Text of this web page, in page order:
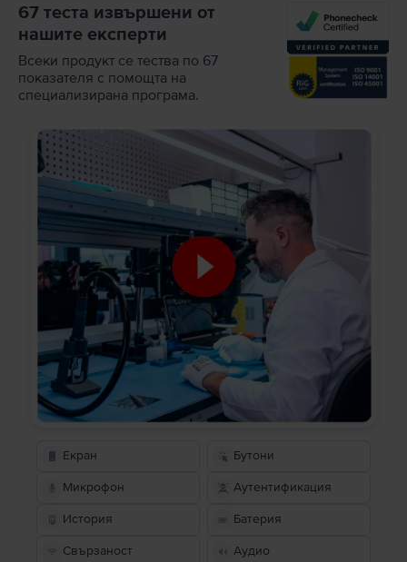
67 теста извършени от
нашите експерти
Всеки продукт се тества по 67
показателя с помощта на
специализирана програма.
Екран Бутони
Микрофон Аутентификация
История Батерия
Свързаност Аудио